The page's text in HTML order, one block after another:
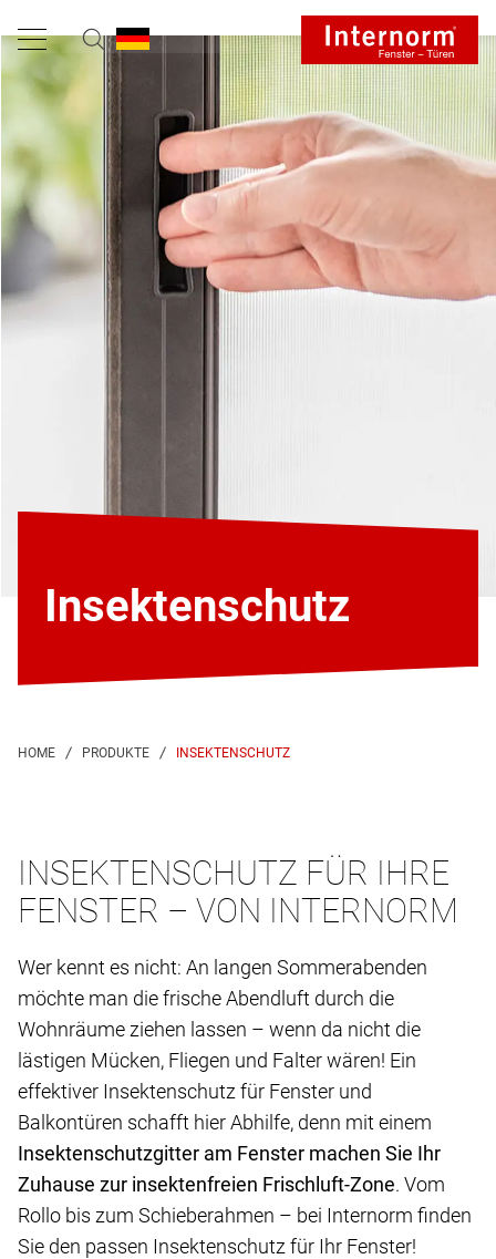
Insektenschutz
INSEKTENSCHUTZ
INSEKTENSCHUTZ FÜR IHRE
FENSTER – VON INTERNORM
Wer kennt es nicht: An langen Sommerabenden
möchte man die frische Abendluft durch die
Wohnräume ziehen lassen – wenn da nicht die
lästigen Mücken, Fliegen und Falter wären! Ein
effektiver Insektenschutz für Fenster und
Balkontüren schafft hier Abhilfe, denn mit einem
Insektenschutzgitter am Fenster machen Sie Ihr
Zuhause zur insektenfreien Frischluft-Zone. Vom
Rollo bis zum Schieberahmen – bei Internorm finden
Sie den passen Insektenschutz für Ihr Fenster!